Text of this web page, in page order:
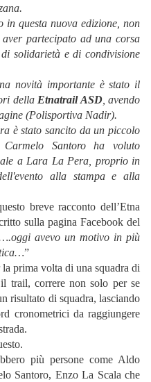
questa nuova edizione, non
partecipato ad una corsa
solidarietà e di condivisione
novità importante è stato il
della Etnatrail ASD, avendo
(Polisportiva Nadir).
è stato sancito da un piccolo
Carmelo Santoro ha voluto
a Lara La Pera, proprio in
alla stampa e alla
breve racconto dell’Etna
sulla pagina Facebook del
avevo un motivo in più
”
prima volta di una squadra di
trail, correre non solo per se
risultato di squadra, lasciando
cronometrici da raggiungere
più persone come Aldo
Santoro, Enzo La Scala che